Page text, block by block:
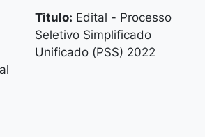
Titulo: Edital - Processo
Seletivo Simplificado
Unificado (PSS) 2022